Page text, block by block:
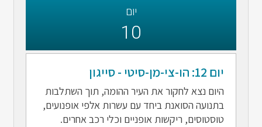
יום
10
יום 12: הו-צי-מן-סיטי - סייגון
היום נצא לחקור את העיר ההומה, תוך השתלבות
בתנועה הסואנת ביחד עם עשרות אלפי אופנועים,
טוסטוסים, ריקשות אופניים וכלי רכב אחרים.